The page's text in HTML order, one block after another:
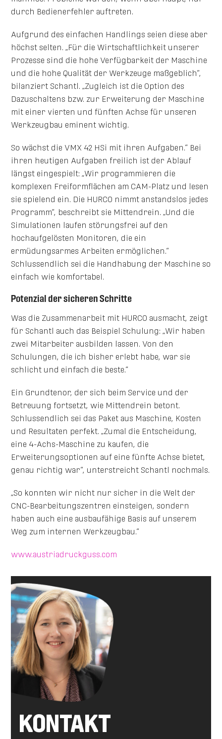
durch Bedienerfehler auftreten.
Aufgrund des einfachen Handlings seien diese aber
höchst selten. „Für die Wirtschaftlichkeit unserer
Prozesse sind die hohe Verfügbarkeit der Maschine
und die hohe Qualität der Werkzeuge maßgeblich“,
bilanziert Schantl. „Zugleich ist die Option des
Dazuschaltens bzw. zur Erweiterung der Maschine
mit einer vierten und fünften Achse für unseren
Werkzeugbau eminent wichtig.
So wächst die VMX 42 HSi mit ihren Aufgaben.“ Bei
ihren heutigen Aufgaben freilich ist der Ablauf
längst eingespielt: „Wir programmieren die
komplexen Freiformflächen am CAM-Platz und lesen
sie spielend ein. Die HURCO nimmt anstandslos jedes
Programm“, beschreibt sie Mittendrein. „Und die
Simulationen laufen störungsfrei auf den
hochaufgelösten Monitoren, die ein
ermüdungsarmes Arbeiten ermöglichen.“
Schlussendlich sei die Handhabung der Maschine so
einfach wie komfortabel.
Potenzial der sicheren Schritte
Was die Zusammenarbeit mit HURCO ausmacht, zeigt
für Schantl auch das Beispiel Schulung: „Wir haben
zwei Mitarbeiter ausbilden lassen. Von den
Schulungen, die ich bisher erlebt habe, war sie
schlicht und einfach die beste.“
Ein Grundtenor, der sich beim Service und der
Betreuung fortsetzt, wie Mittendrein betont.
Schlussendlich sei das Paket aus Maschine, Kosten
und Resultaten perfekt. „Zumal die Entscheidung,
eine 4-Achs-Maschine zu kaufen, die
Erweiterungsoptionen auf eine fünfte Achse bietet,
genau richtig war“, unterstreicht Schantl nochmals.
„So konnten wir nicht nur sicher in die Welt der
CNC-Bearbeitungszentren einsteigen, sondern
haben auch eine ausbaufähige Basis auf unserem
Weg zum internen Werkzeugbau.“
www.austriadruckguss.com
KONTAKT